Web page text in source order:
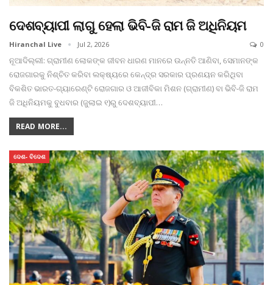
ଦେଶବ୍ୟାପୀ ଲାଗୁ ହେଲା ଭିବି-ଜି ରାମ ଜି ଅଧିନିୟମ
Hiranchal Live Jul 2, 2026 0
ନୂଆଦିଲ୍ଲୀ: ଗ୍ରାମୀଣ ଲୋକଙ୍କ ଜୀବନ ଧାରଣ ମାନରେ ଉନ୍ନତି ଆଣିବା, ସେମାନଙ୍କ
ରୋଜଗାରକୁ ନିଶ୍ଚିତ କରିବା ଲକ୍ଷ୍ୟରେ କେନ୍ଦ୍ର ସରକାର ପ୍ରଣୟନ କରିଥିବା
ବିକଶିତ ଭାରତ-ଗ୍ୟାରେଣ୍ଟି ରୋଜଗାର ଓ ଆଜୀବିକା ମିଶନ (ଗ୍ରାମୀଣ) ବା ଭିବି-ଜି ରାମ
ଜି ଅଧିନିୟମକୁ ବୁଧବାର (ଜୁଲାଇ ୧)ରୁ ଦେଶବ୍ୟାପୀ…
READ MORE...
ଦେଶ- ବିଦେଶ